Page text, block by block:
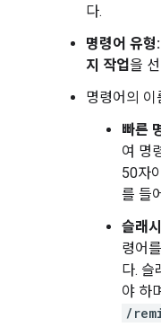
다.
명령어 유형:
지 작업을
명령어의 이
빠른
여 명
50자
를 들
슬래
령어
다. 슬
야 하
/